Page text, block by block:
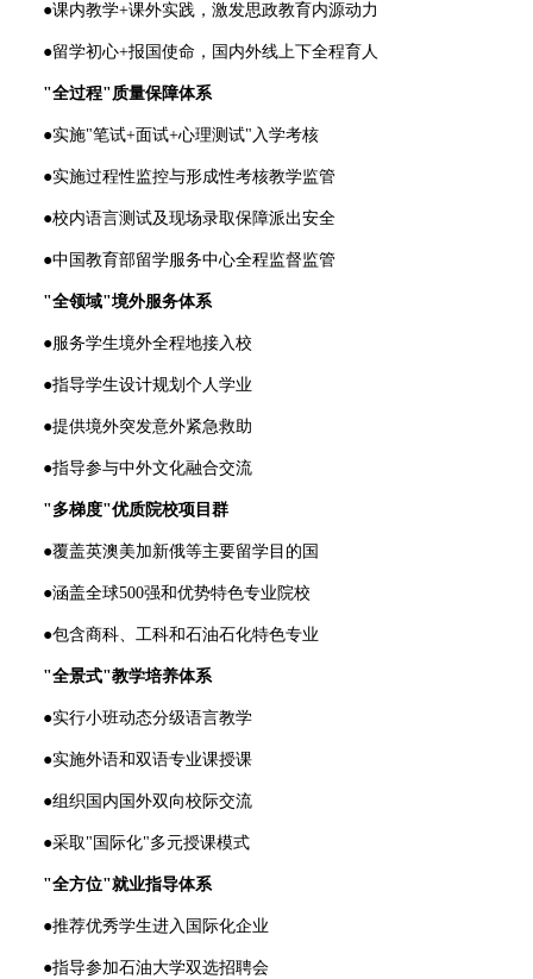
●课内教学+课外实践，激发思政教育内源动力
●留学初心+报国使命，国内外线上下全程育人
"全过程"质量保障体系
●实施"笔试+面试+心理测试"入学考核
●实施过程性监控与形成性考核教学监管
●校内语言测试及现场录取保障派出安全
●中国教育部留学服务中心全程监督监管
"全领域"境外服务体系
●服务学生境外全程地接入校
●指导学生设计规划个人学业
●提供境外突发意外紧急救助
●指导参与中外文化融合交流
"多梯度"优质院校项目群
●覆盖英澳美加新俄等主要留学目的国
●涵盖全球500强和优势特色专业院校
●包含商科、工科和石油石化特色专业
"全景式"教学培养体系
●实行小班动态分级语言教学
●实施外语和双语专业课授课
●组织国内国外双向校际交流
●采取"国际化"多元授课模式
"全方位"就业指导体系
●推荐优秀学生进入国际化企业
●指导参加石油大学双选招聘会